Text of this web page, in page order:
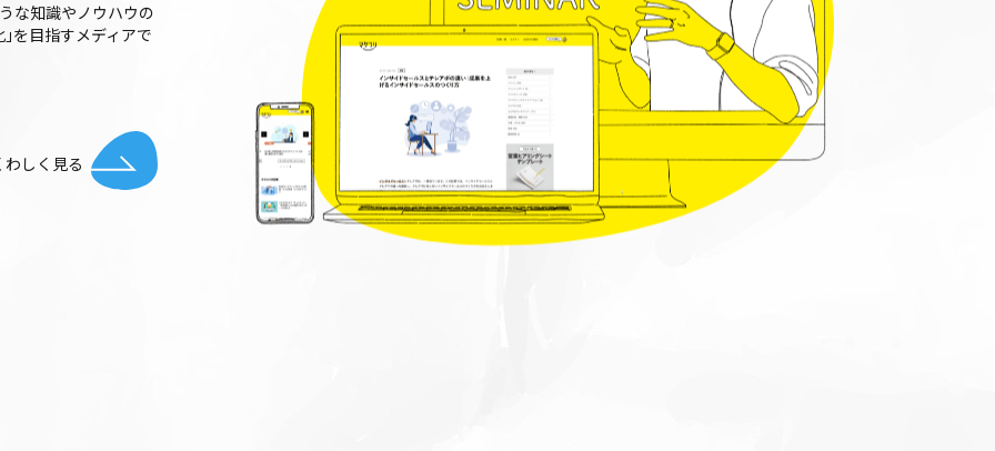
な知識やノウハウの
を⽬指すメディアで
しく⾒る